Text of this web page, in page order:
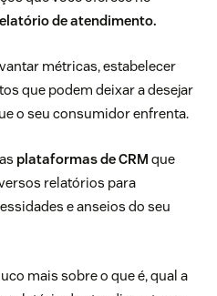
de atendimento.
métricas, estabelecer
que podem deixar a desejar
o seu consumidor enfrenta.
plataformas de CRM que
relatórios para
e anseios do seu
mais sobre o que é, qual a